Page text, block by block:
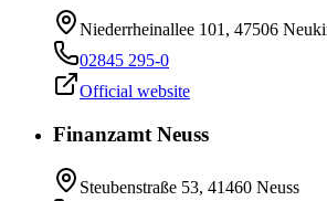
Niederrheinallee 101, 47506
02845 295-0
Official website
Finanzamt Neuss
Steubenstraße 53, 41460 Neuss